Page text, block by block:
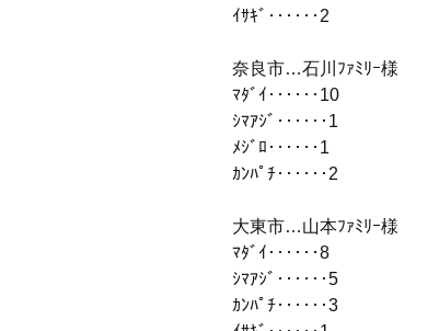
ｲｻｷﾞ‥‥‥2
奈良市…石川ﾌｧﾐﾘｰ様
ﾏﾀﾞｲ‥‥‥10
ｼﾏｱｼﾞ‥‥‥1
ﾒｼﾞﾛ‥‥‥1
ｶﾝﾊﾟﾁ‥‥‥2
大東市…山本ﾌｧﾐﾘｰ様
ﾏﾀﾞｲ‥‥‥8
ｼﾏｱｼﾞ‥‥‥5
ｶﾝﾊﾟﾁ‥‥‥3